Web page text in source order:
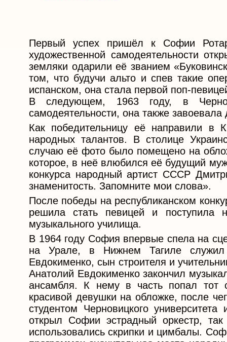
Первый успех пришёл к Софии
художественной самодеятельности
земляки одарили её званием
том, что будучи альто и спев такие
испанском, она стала первой поп-
В следующем, 1963 году, в
самодеятельности, она также
Как победительницу её направили в
народных талантов. В столице
случаю её фото было помещено на
которое, в неё влюбился её будущий
конкурса народный артист СССР
знаменитость. Запомните мои слова».
После победы на республиканском
решила стать певицей и поступила
музыкального училища.
В 1964 году София впервые спела на
на Урале, в Нижнем Тагиле
Евдокименко, сын строителя и
Анатолий Евдокименко закончил
ансамбля. К нему в часть попал тот
красивой девушки на обложке, после
студентом Черновицкого
открыл Софии эстрадный оркестр,
использовались скрипки и цимбалы.